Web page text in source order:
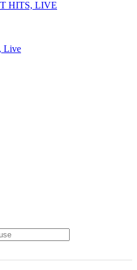
HITS, LIVE
Live